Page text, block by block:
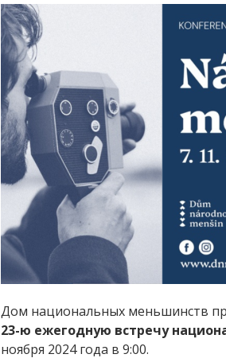
Дом национальных меньшинств
23-ю ежегодную встречу
ноября 2024 года в 9:00.